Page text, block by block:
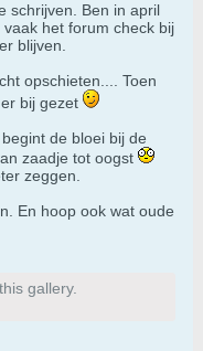
schrijven. Ben in april
het forum check bij
blijven.
opschieten.... Toen
bij gezet
de bloei bij de
zaadje tot oogst
zeggen.
En hoop ook wat oude
gallery.